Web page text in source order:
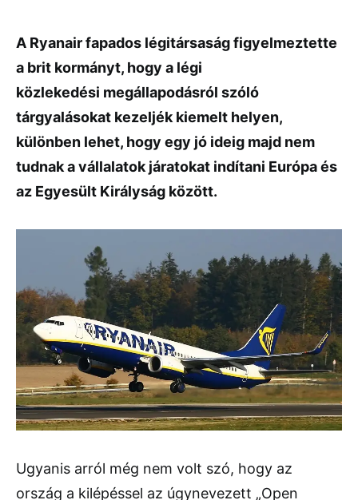
A Ryanair fapados légitársaság figyelmeztette
a brit kormányt, hogy a légi
közlekedési megállapodásról szóló
tárgyalásokat kezeljék kiemelt helyen,
különben lehet, hogy egy jó ideig majd nem
tudnak a vállalatok járatokat indítani Európa és
az Egyesült Királyság között.
Ugyanis arról még nem volt szó, hogy az
ország a kilépéssel az úgynevezett „Open